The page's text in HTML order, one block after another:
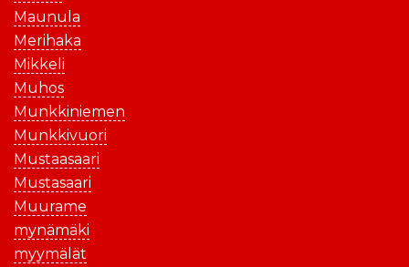
Maunula
Merihaka
Mikkeli
Muhos
Munkkiniemen
Munkkivuori
Mustaasaari
Mustasaari
Muurame
mynämäki
myymälät